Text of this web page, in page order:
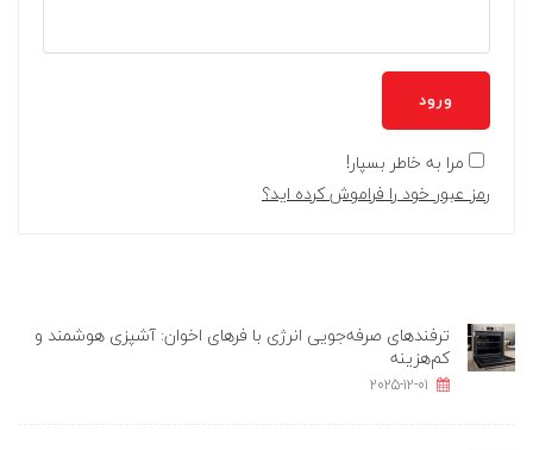
ورود
مرا به خاطر بسپار!
رمز عبور خود را فراموش کرده اید؟
ترفندهای صرفه‌جویی انرژی با فرهای اخوان: آشپزی هوشمند و
کم‌هزینه
2025-12-01